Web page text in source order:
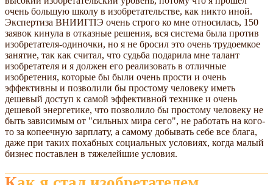
очень большую школу в изобретательстве, как никто иной.
Экспертиза ВНИИГПЭ очень строго ко мне относилась, 150
заявок кинула в отказные решения, вся система была против
изобретателя-одиночки, но я не бросил это очень трудоемкое
занятие, так как считал, что судьба подарила мне талант
изобретателя и я должен его реализовать в отличные
изобретения, которые бы были очень прости и очень
эффективны и позволили бы простому человеку иметь
дешевый доступ к самой эффективной технике и очень
дешевой энергетике, что позволило бы простому человеку не
быть зависимым от "сильных мира сего", не работать на кого-
то за копеечную зарплату, а самому добывать себе все блага,
даже при таких похабных социальных условиях, когда малый
бизнес поставлен в тяжелейшие условия.